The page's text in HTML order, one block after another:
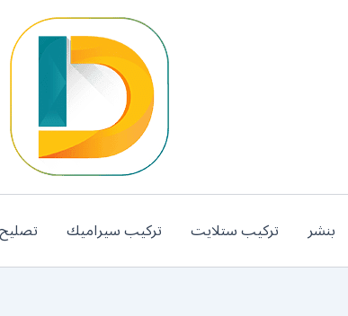
بنشر تركيب ستلايت تركيب سيراميك